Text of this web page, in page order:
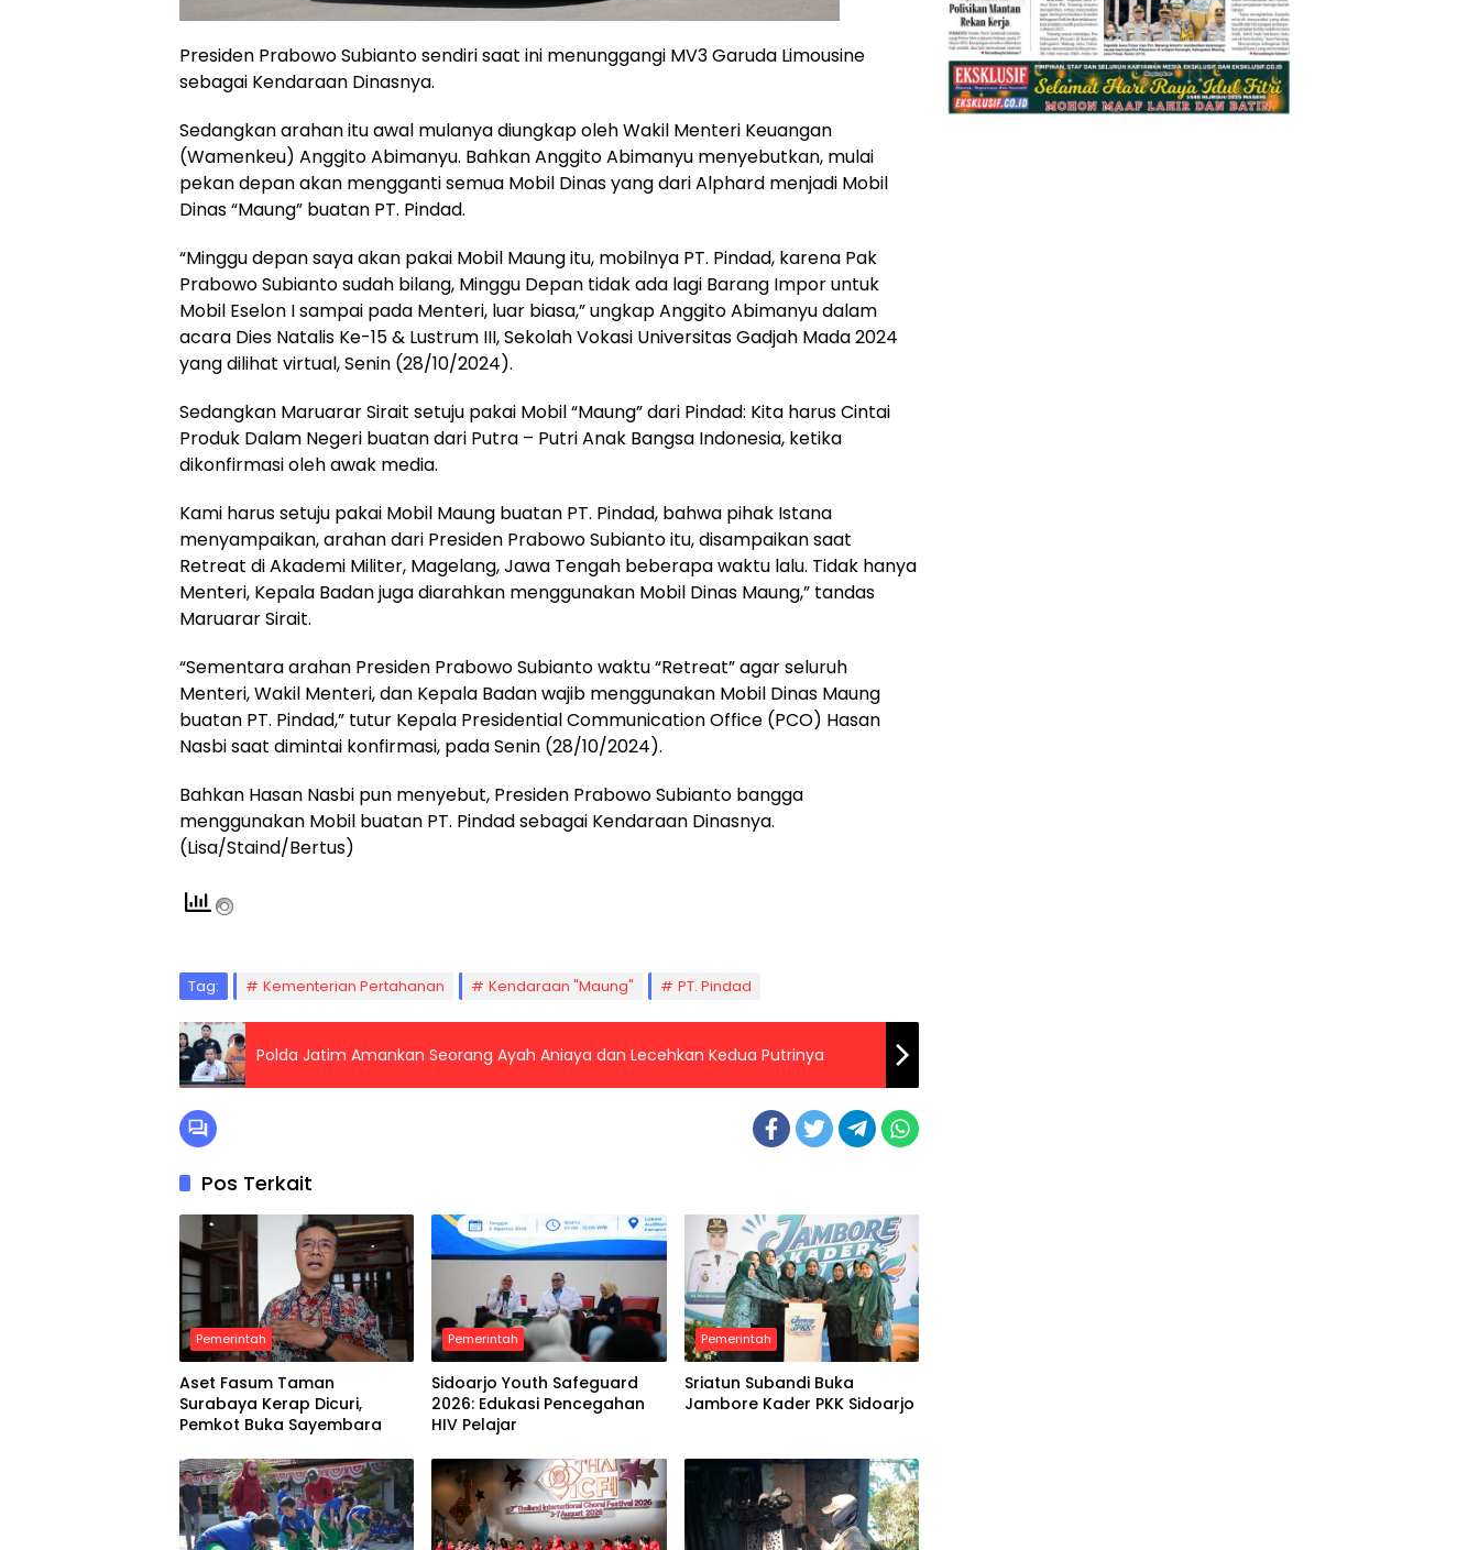
Presiden Prabowo Subianto sendiri saat ini menunggangi MV3 Garuda Limousine
sebagai Kendaraan Dinasnya.
Sedangkan arahan itu awal mulanya diungkap oleh Wakil Menteri Keuangan
(Wamenkeu) Anggito Abimanyu. Bahkan Anggito Abimanyu menyebutkan, mulai
pekan depan akan mengganti semua Mobil Dinas yang dari Alphard menjadi Mobil
Dinas “Maung” buatan PT. Pindad.
“Minggu depan saya akan pakai Mobil Maung itu, mobilnya PT. Pindad, karena Pak
Prabowo Subianto sudah bilang, Minggu Depan tidak ada lagi Barang Impor untuk
Mobil Eselon I sampai pada Menteri, luar biasa,” ungkap Anggito Abimanyu dalam
acara Dies Natalis Ke-15 & Lustrum III, Sekolah Vokasi Universitas Gadjah Mada 2024
yang dilihat virtual, Senin (28/10/2024).
Sedangkan Maruarar Sirait setuju pakai Mobil “Maung” dari Pindad: Kita harus Cintai
Produk Dalam Negeri buatan dari Putra – Putri Anak Bangsa Indonesia, ketika
dikonfirmasi oleh awak media.
Kami harus setuju pakai Mobil Maung buatan PT. Pindad, bahwa pihak Istana
menyampaikan, arahan dari Presiden Prabowo Subianto itu, disampaikan saat
Retreat di Akademi Militer, Magelang, Jawa Tengah beberapa waktu lalu. Tidak hanya
Menteri, Kepala Badan juga diarahkan menggunakan Mobil Dinas Maung,” tandas
Maruarar Sirait.
“Sementara arahan Presiden Prabowo Subianto waktu “Retreat” agar seluruh
Menteri, Wakil Menteri, dan Kepala Badan wajib menggunakan Mobil Dinas Maung
buatan PT. Pindad,” tutur Kepala Presidential Communication Office (PCO) Hasan
Nasbi saat dimintai konfirmasi, pada Senin (28/10/2024).
Bahkan Hasan Nasbi pun menyebut, Presiden Prabowo Subianto bangga
menggunakan Mobil buatan PT. Pindad sebagai Kendaraan Dinasnya.
(Lisa/Staind/Bertus)
Tag: Kementerian Pertahanan Kendaraan "Maung" PT. Pindad
Polda Jatim Amankan Seorang Ayah Aniaya dan Lecehkan Kedua Putrinya
Pos Terkait
Pemerintah
Aset Fasum Taman
Surabaya Kerap Dicuri,
Pemkot Buka Sayembara
Pemerintah
Sidoarjo Youth Safeguard
2026: Edukasi Pencegahan
HIV Pelajar
Pemerintah
Sriatun Subandi Buka
Jambore Kader PKK Sidoarjo